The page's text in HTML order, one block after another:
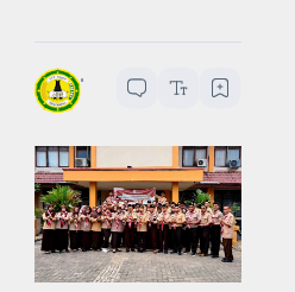
SLBN Daha Selatan
menit baca